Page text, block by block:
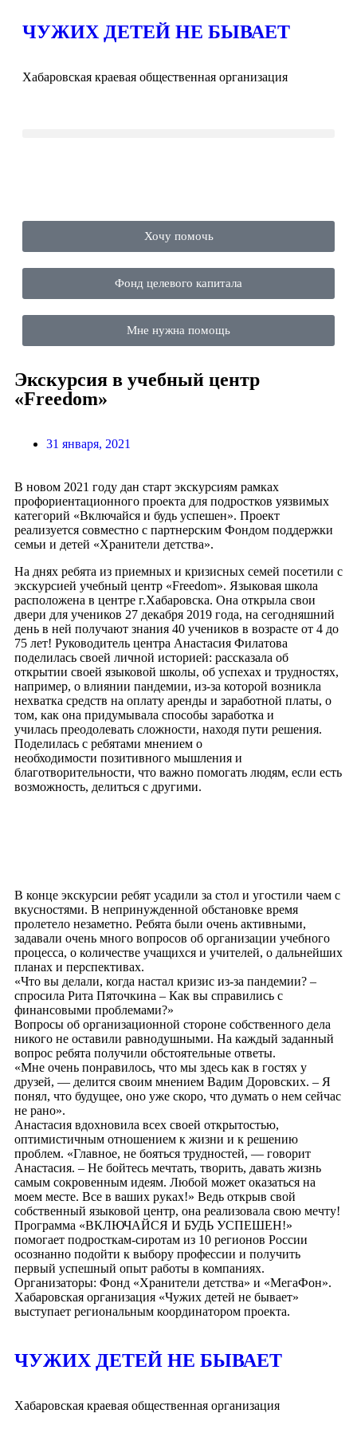
ЧУЖИХ ДЕТЕЙ НЕ БЫВАЕТ
Хабаровская краевая общественная организация
Хочу помочь
Фонд целевого капитала
Мне нужна помощь
Экскурсия в учебный центр
«Freedom»
31 января, 2021
В новом 2021 году дан старт экскурсиям рамках
профориентационного проекта для подростков уязвимых
категорий «Включайся и будь успешен». Проект
реализуется совместно с партнерским Фондом поддержки
семьи и детей «Хранители детства».
На днях ребята из приемных и кризисных семей посетили с
экскурсией учебный центр «Freedom». Языковая школа
расположена в центре г.Хабаровска. Она открыла свои
двери для учеников 27 декабря 2019 года, на сегодняшний
день в ней получают знания 40 учеников в возрасте от 4 до
75 лет! Руководитель центра Анастасия Филатова
поделилась своей личной историей: рассказала об
открытии своей языковой школы, об успехах и трудностях,
например, о влиянии пандемии, из-за которой возникла
нехватка средств на оплату аренды и заработной платы, о
том, как она придумывала способы заработка и
училась преодолевать сложности, находя пути решения.
Поделилась с ребятами мнением о
необходимости позитивного мышления и
благотворительности, что важно помогать людям, если есть
возможность, делиться с другими.
В конце экскурсии ребят усадили за стол и угостили чаем с
вкусностями. В непринужденной обстановке время
пролетело незаметно. Ребята были очень активными,
задавали очень много вопросов об организации учебного
процесса, о количестве учащихся и учителей, о дальнейших
планах и перспективах.
«Что вы делали, когда настал кризис из-за пандемии? –
спросила Рита Пяточкина – Как вы справились с
финансовыми проблемами?»
Вопросы об организационной стороне собственного дела
никого не оставили равнодушными. На каждый заданный
вопрос ребята получили обстоятельные ответы.
«Мне очень понравилось, что мы здесь как в гостях у
друзей, — делится своим мнением Вадим Доровских. – Я
понял, что будущее, оно уже скоро, что думать о нем сейчас
не рано».
Анастасия вдохновила всех своей открытостью,
оптимистичным отношением к жизни и к решению
проблем. «Главное, не бояться трудностей, — говорит
Анастасия. – Не бойтесь мечтать, творить, давать жизнь
самым сокровенным идеям. Любой может оказаться на
моем месте. Все в ваших руках!» Ведь открыв свой
собственный языковой центр, она реализовала свою мечту!
Программа «ВКЛЮЧАЙСЯ И БУДЬ УСПЕШЕН!»
помогает подросткам-сиротам из 10 регионов России
осознанно подойти к выбору профессии и получить
первый успешный опыт работы в компаниях.
Организаторы: Фонд «Хранители детства» и «МегаФон».
Хабаровская организация «Чужих детей не бывает»
выступает региональным координатором проекта.
ЧУЖИХ ДЕТЕЙ НЕ БЫВАЕТ
Хабаровская краевая общественная организация